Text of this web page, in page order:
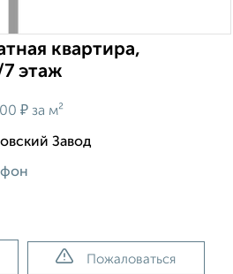
квартира,
этаж
₽ за м²
Завод
Пожаловаться